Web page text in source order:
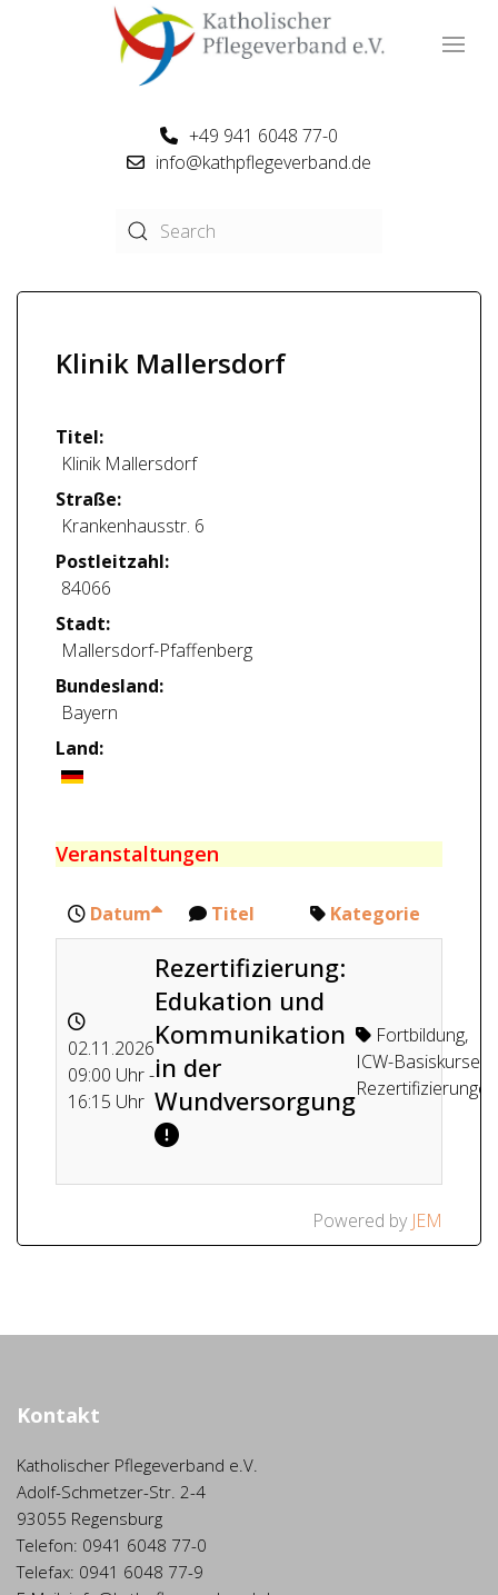
+49 941 6048 77-0
info@kathpflegeverband.de
Klinik Mallersdorf
Titel:
Klinik Mallersdorf
Straße:
Krankenhausstr. 6
Postleitzahl:
84066
Stadt:
Mallersdorf-Pfaffenberg
Bundesland:
Bayern
Land:
Veranstaltungen
Datum Titel Kategorie
02.11.2026
09:00 Uhr -
16:15 Uhr
Rezertifizierung:
Edukation und
Kommunikation
in der
Wundversorgung
Fortbildung,
ICW-Basiskurse /
Rezertifizierungen
Powered by JEM
Kontakt
Katholischer Pflegeverband e.V.
Adolf-Schmetzer-Str. 2-4
93055 Regensburg
Telefon: 0941 6048 77-0
Telefax: 0941 6048 77-9